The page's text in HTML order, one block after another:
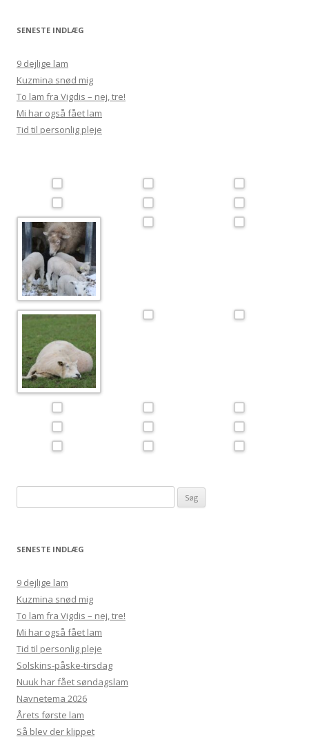
SENESTE INDLÆG
9 dejlige lam
Kuzmina snød mig
To lam fra Vigdis – nej, tre!
Mi har også fået lam
Tid til personlig pleje
efter:
SENESTE INDLÆG
9 dejlige lam
Kuzmina snød mig
To lam fra Vigdis – nej, tre!
Mi har også fået lam
Tid til personlig pleje
Solskins-påske-tirsdag
Nuuk har fået søndagslam
Navnetema 2026
Årets første lam
Så blev der klippet